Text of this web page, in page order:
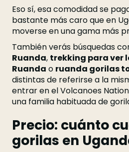
Eso sí, esa comodidad se
bastante más caro que en
moverse en una gama más
También verás búsquedas
Ruanda, trekking para ver
Ruanda o ruanda gorilas
distintas de referirse a la
entrar en el Volcanoes
una familia habituada de
Precio: cuánto
gorilas en